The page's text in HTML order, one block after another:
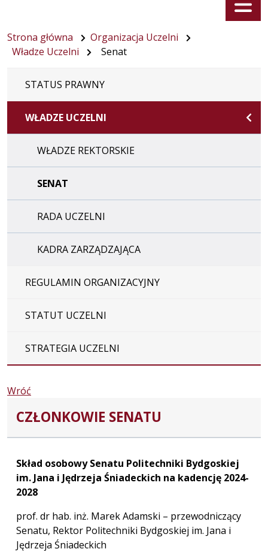
Strona główna
Organizacja Uczelni
Władze Uczelni
Senat
STATUS PRAWNY
WŁADZE UCZELNI
WŁADZE REKTORSKIE
SENAT
RADA UCZELNI
KADRA ZARZĄDZAJĄCA
REGULAMIN ORGANIZACYJNY
STATUT UCZELNI
STRATEGIA UCZELNI
Wróć
CZŁONKOWIE SENATU
Skład osobowy Senatu Politechniki Bydgoskiej
im. Jana i Jędrzeja Śniadeckich na kadencję 2024-
2028
prof. dr hab. inż. Marek Adamski – przewodniczący
Senatu, Rektor Politechniki Bydgoskiej im. Jana i
Jędrzeja Śniadeckich